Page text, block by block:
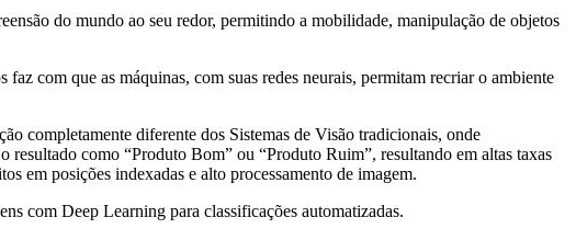
do mundo ao seu redor, permitindo a mobilidade, manipulação de objetos
faz com que as máquinas, com suas redes neurais, permitam recriar o ambiente
completamente diferente dos Sistemas de Visão tradicionais, onde
como “Produto Bom” ou “Produto Ruim”, resultando em altas taxas
em posições indexadas e alto processamento de imagem.
com Deep Learning para classificações automatizadas.